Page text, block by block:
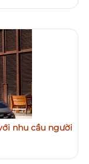
nhu cầu người